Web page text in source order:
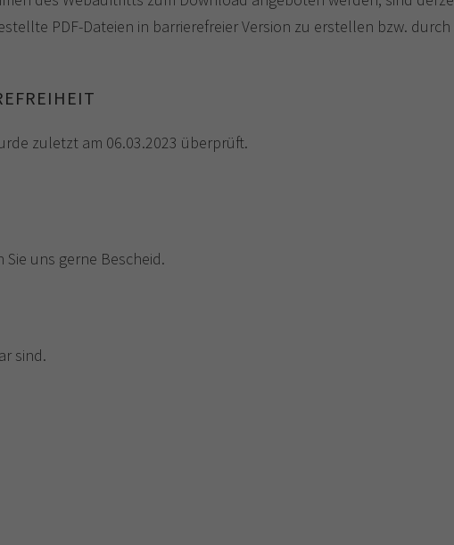
PDF-​Dateien in barrierefreier Version zu erstellen bzw.
zuletzt am 06.03.2023 überprüft.
uns gerne Bescheid.
sind.